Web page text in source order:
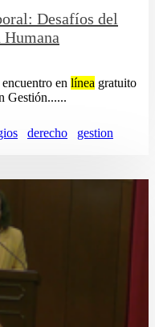
Desafíos del
en línea gratuito
Gestión......
derecho
gestion